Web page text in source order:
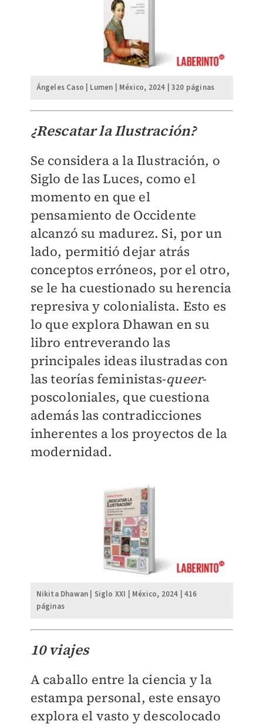
Ángeles Caso | Lumen | México, 2024 | 320 páginas
¿Rescatar la Ilustración?
Se considera a la Ilustración, o
Siglo de las Luces, como el
momento en que el
pensamiento de Occidente
alcanzó su madurez. Si, por un
lado, permitió dejar atrás
conceptos erróneos, por el otro,
se le ha cuestionado su herencia
represiva y colonialista. Esto es
lo que explora Dhawan en su
libro entreverando las
principales ideas ilustradas con
las teorías feministas-queer-
poscoloniales, que cuestiona
además las contradicciones
inherentes a los proyectos de la
modernidad.
Nikita Dhawan | Siglo XXI | México, 2024 | 416
páginas
10 viajes
A caballo entre la ciencia y la
estampa personal, este ensayo
explora el vasto y descolocado